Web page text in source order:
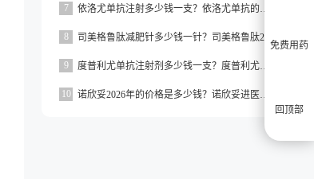
7 依洛尤单抗注射多少钱一支？依洛尤单抗的价格一般在500元到1000元之间一支
8 司美格鲁肽减肥针多少钱一针？司美格鲁肽2026价格
9 度普利尤单抗注射剂多少钱一支？度普利尤单抗一支价格约为3160元
10 诺欣妥2026年的价格是多少钱？诺欣妥进医保了吗？
免费用药
回顶部